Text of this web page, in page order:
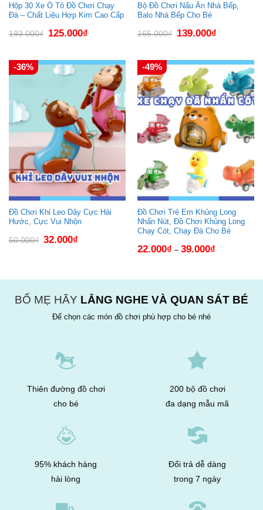
Hộp 30 Xe Ô Tô Đồ Chơi Chạy
Đà – Chất Liệu Hợp Kim Cao Cấp
193.000₫
Giá
gốc
125.000₫Giá
hiện
125.000₫.
Bộ Đồ Chơi Nấu Ăn Nhà Bếp,
Balo Nhà Bếp Cho Bé
165.000₫
Giá
gốc
139.000₫Giá
hiện
139.000₫.
-36%
Đồ Chơi Khỉ Leo Dây Cực Hài
Hước, Cực Vui Nhộn
50.000₫ Giá
gốc
32.000₫Giá
hiện
-49%
Đồ Chơi Trẻ Em Khủng Long
Nhấn Nút, Đồ Chơi Khủng Long
Chạy Cót, Chạy Đà Cho Bé
22.000₫ – 39.000₫
BỐ MẸ HÃY LẮNG NGHE VÀ QUAN SÁT BÉ
Để chọn các món đồ chơi phù hợp cho bé nhé
Thiên đường đồ chơi
cho bé
200 bộ đồ chơi
đa dạng mẫu mã
95% khách hàng
hài lòng
Đổi trả dễ dàng
trong 7 ngày